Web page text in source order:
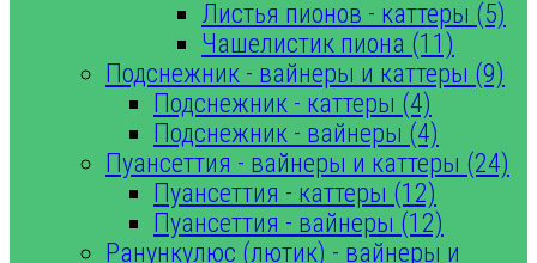
Листья пионов - каттеры (5)
Чашелистик пиона (11)
Подснежник - вайнеры и каттеры (9)
Подснежник - каттеры (4)
Подснежник - вайнеры (4)
Пуансеттия - вайнеры и каттеры (24)
Пуансеттия - каттеры (12)
Пуансеттия - вайнеры (12)
Ранункулюс (лютик) - вайнеры и